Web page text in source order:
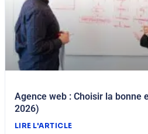
Agence web : Choisir la bonne
2026)
LIRE L'ARTICLE